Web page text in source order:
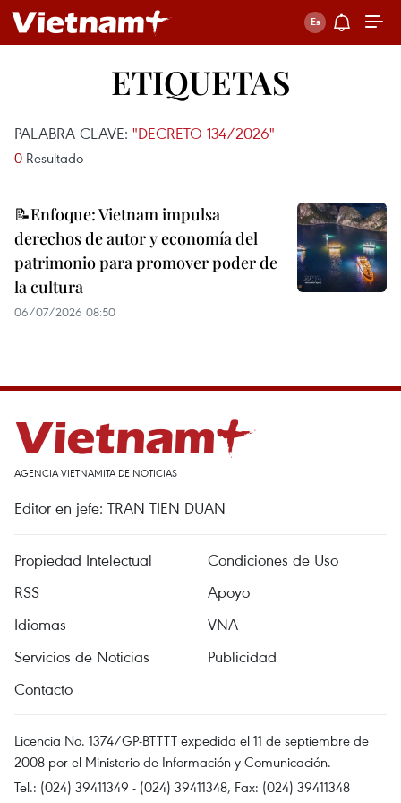
ETIQUETAS
PALABRA CLAVE: "DECRETO 134/2026"
0 Resultado
📝Enfoque: Vietnam impulsa
derechos de autor y economía del
patrimonio para promover poder de
la cultura
06/07/2026 08:50
AGENCIA VIETNAMITA DE NOTICIAS
Editor en jefe: TRAN TIEN DUAN
Propiedad Intelectual
Condiciones de Uso
RSS
Apoyo
Idiomas
VNA
Servicios de Noticias
Publicidad
Contacto
Licencia No. 1374/GP-BTTTT expedida el 11 de septiembre de
2008 por el Ministerio de Información y Comunicación.
Tel.: (024) 39411349 - (024) 39411348, Fax: (024) 39411348